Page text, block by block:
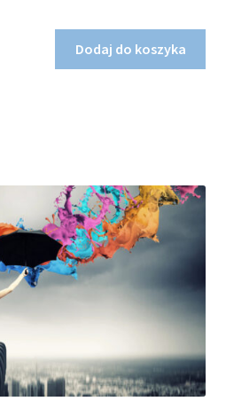
Dodaj do koszyka